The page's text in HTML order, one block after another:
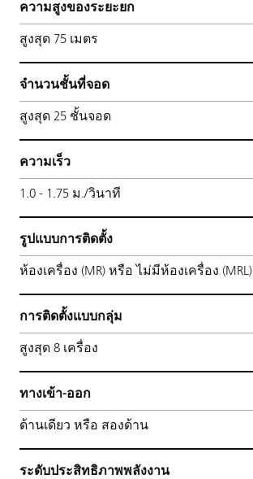
ความสูงของระยะยก
สูงสุด 75 เมตร
จำนวนชั้นที่จอด
สูงสุด 25 ชั้นจอด
ความเร็ว
1.0 - 1.75 ม./วินาที
รูปแบบการติดตั้ง
ห้องเครื่อง (MR) หรือ ไม่มีห้องเครื่อง (MRL)
การติดตั้งแบบกลุ่ม
สูงสุด 8 เครื่อง
ทางเข้า-ออก
ด้านเดียว หรือ สองด้าน
ระดับประสิทธิภาพพลังงาน